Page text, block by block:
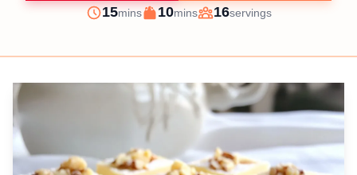
Prep
15minutes
mins
Cook
10minutes
mins
Servings
16servings